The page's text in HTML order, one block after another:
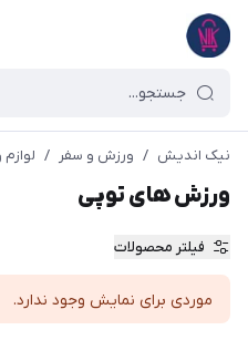
نیک اندیش / ورزش و سفر /
ورزش های توپی
فیلتر محصولات
موردی برای نمایش وجود ندارد.